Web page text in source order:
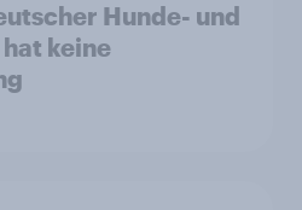
Hunde- und
keine